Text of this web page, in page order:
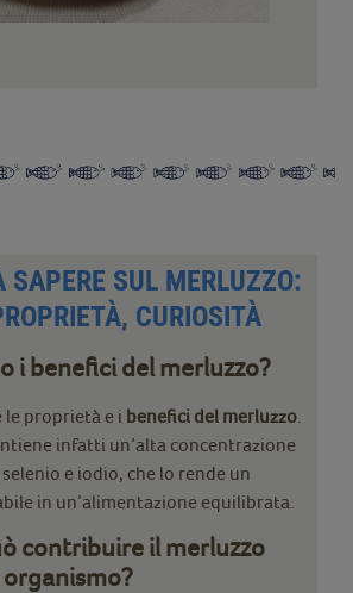
SAPERE SUL MERLUZZO:
CURIOSITÀ
i benefici del merluzzo?
le proprietà e i benefici del merluzzo
infatti un’alta concentrazione
e iodio, che lo rende un
in un’alimentazione equilibrata.
contribuire il merluzzo